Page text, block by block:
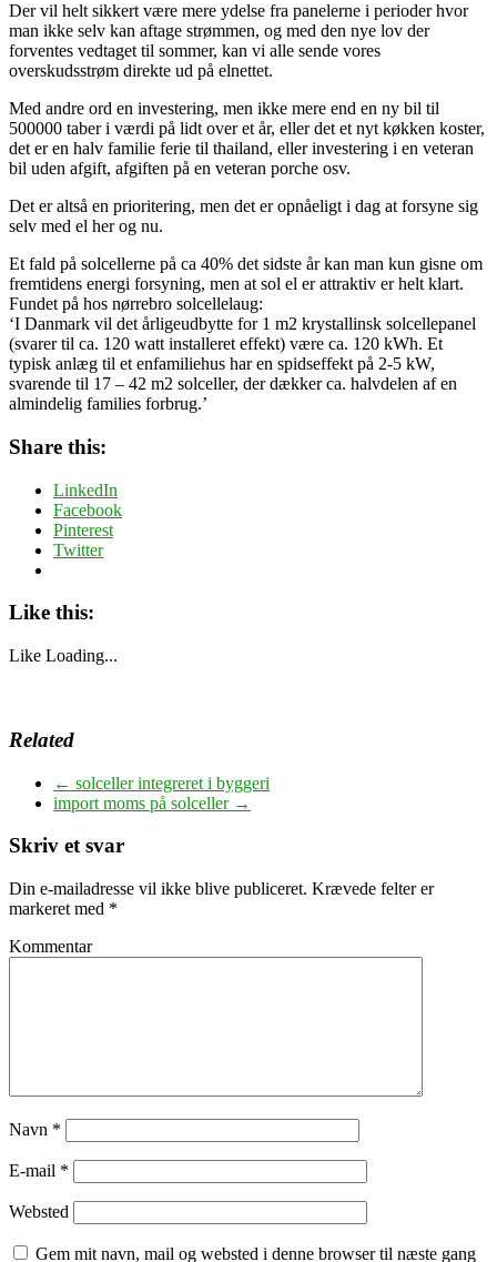
Der vil helt sikkert være mere ydelse fra panelerne i perioder hvor
man ikke selv kan aftage strømmen, og med den nye lov der
forventes vedtaget til sommer, kan vi alle sende vores
overskudsstrøm direkte ud på elnettet.
Med andre ord en investering, men ikke mere end en ny bil til
500000 taber i værdi på lidt over et år, eller det et nyt køkken koster,
det er en halv familie ferie til thailand, eller investering i en veteran
bil uden afgift, afgiften på en veteran porche osv.
Det er altså en prioritering, men det er opnåeligt i dag at forsyne sig
selv med el her og nu.
Et fald på solcellerne på ca 40% det sidste år kan man kun gisne om
fremtidens energi forsyning, men at sol el er attraktiv er helt klart.
Fundet på hos nørrebro solcellelaug:
‘I Danmark vil det årligeudbytte for 1 m2 krystallinsk solcellepanel
(svarer til ca. 120 watt installeret effekt) være ca. 120 kWh. Et
typisk anlæg til et enfamiliehus har en spidseffekt på 2-5 kW,
svarende til 17 – 42 m2 solceller, der dækker ca. halvdelen af en
almindelig families forbrug.’
Share this:
LinkedIn
Facebook
Pinterest
Twitter
Like this:
Like Loading...
Related
← solceller integreret i byggeri
import moms på solceller →
Skriv et svar
Din e-mailadresse vil ikke blive publiceret. Krævede felter er
markeret med *
Kommentar
Navn *
E-mail *
Websted
Gem mit navn, mail og websted i denne browser til næste gang